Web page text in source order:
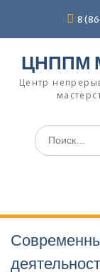
содержимому
8
ЦНППМ
Центр
Искать: